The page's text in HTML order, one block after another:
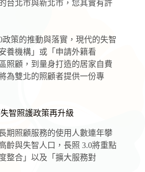
台北市與新北市，您其實有許
政策的推動與落實，現代的失智
養機構」或「申請外籍看
照顧，到量身打造的居家自費
為雙北的照顧者提供一份專
智照護政策再升級
期照顧服務的使用人數連年攀
齡與失智人口，長照 3.0將重點
整合」以及「擴大服務對